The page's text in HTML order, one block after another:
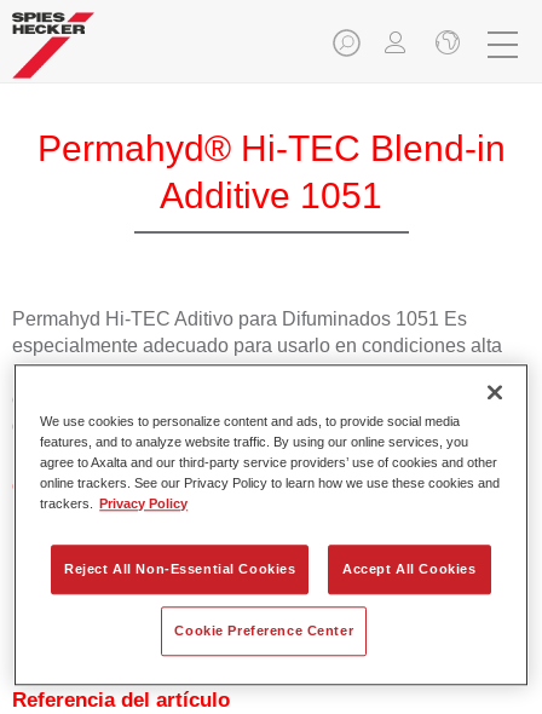
Permahyd® Hi-TEC Blend-in
Additive 1051
Permahyd Hi-TEC Aditivo para Difuminados 1051 Es
especialmente adecuado para usarlo en condiciones alta
humedad. Es especialmente adecuado para usarlo en
condiciones baja humedad (<30%) y/o una temperatura por
debajo de 30°C.
Características del producto
Aplicación segura a alta temperatura, por encima de
Product Variant
Referencia del artículo
We use cookies to personalize content and ads, to provide social media
features, and to analyze website traffic. By using our online services, you
agree to Axalta and our third-party service providers’ use of cookies and other
online trackers. See our Privacy Policy to learn how we use these cookies and
trackers.
Privacy Policy
Reject All Non-Essential Cookies Accept All Cookies
Cookie Preference Center